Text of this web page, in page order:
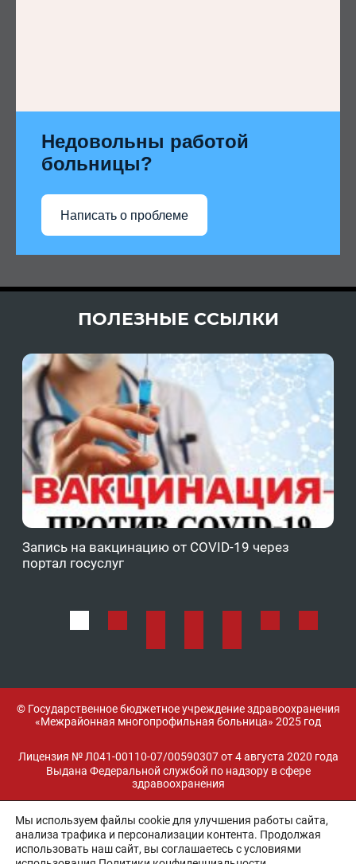
Недовольны работой
больницы?
Написать о проблеме
ПОЛЕЗНЫЕ ССЫЛКИ
Запись на вакцинацию от COVID-19 через
портал госуслуг
© Государственное бюджетное учреждение здравоохранения
«Межрайонная многопрофильная больница» 2025 год
Лицензия № Л041-00110-07/00590307 от 4 августа 2020 года
Выдана Федеральной службой по надзору в сфере
здравоохранения
Разработка и поддержка:
Мы используем файлы cookie для улучшения работы сайта,
анализа трафика и персонализации контента. Продолжая
использовать наш сайт, вы соглашаетесь с условиями